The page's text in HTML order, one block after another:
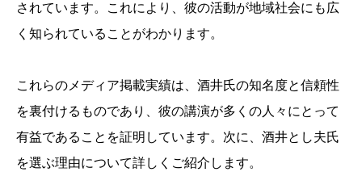
されています。これにより、彼の活動が地域社会にも広
く知られていることがわかります。
これらのメディア掲載実績は、酒井氏の知名度と信頼性
を裏付けるものであり、彼の講演が多くの人々にとって
有益であることを証明しています。次に、酒井とし夫氏
を選ぶ理由について詳しくご紹介します。